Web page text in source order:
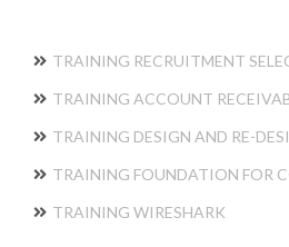
TRAINING RECRUITMENT
TRAINING ACCOUNT
TRAINING DESIGN AND RE-
TRAINING FOUNDATION FOR
TRAINING WIRESHARK